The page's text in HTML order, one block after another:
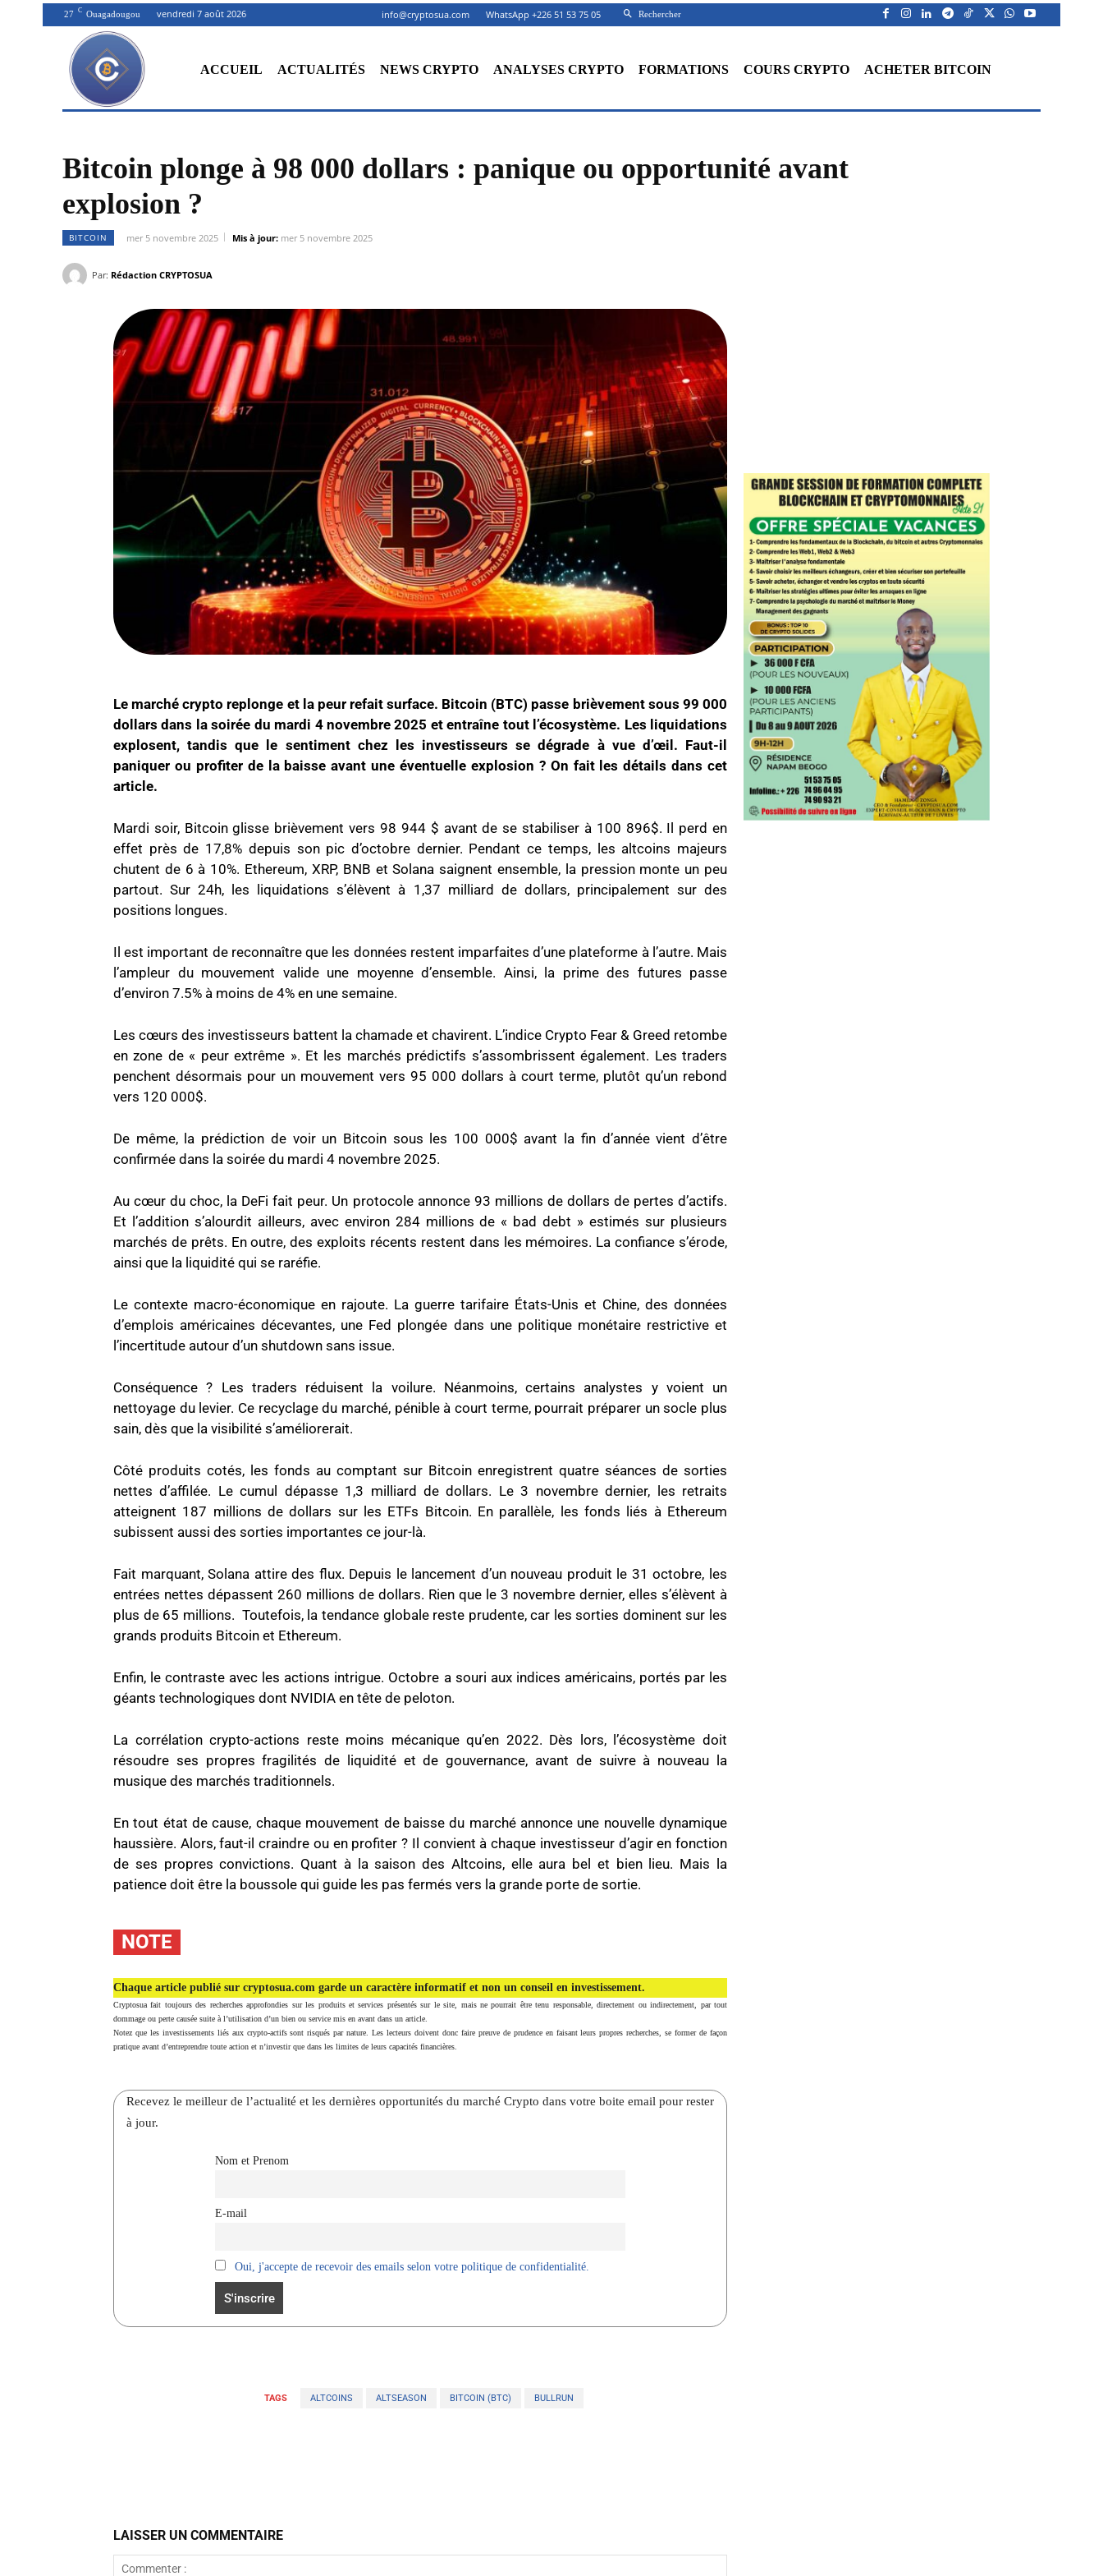
27 C Ouagadougou vendredi 7 août 2026 info@cryptosua.com WhatsApp +226 51 53 75 05 Rechercher
ACCUEIL ACTUALITÉS NEWS CRYPTO ANALYSES CRYPTO FORMATIONS COURS CRYPTO ACHETER BITCOIN
Bitcoin plonge à 98 000 dollars : panique ou opportunité avant
explosion ?
BITCOIN mer 5 novembre 2025 Mis à jour: mer 5 novembre 2025
Par: Rédaction CRYPTOSUA
Le marché crypto replonge et la peur refait surface. Bitcoin (BTC) passe brièvement sous 99 000
dollars dans la soirée du mardi 4 novembre 2025 et entraîne tout l’écosystème. Les liquidations
explosent, tandis que le sentiment chez les investisseurs se dégrade à vue d’œil. Faut-il
paniquer ou profiter de la baisse avant une éventuelle explosion ? On fait les détails dans cet
article.
Mardi soir, Bitcoin glisse brièvement vers 98 944 $ avant de se stabiliser à 100 896$. Il perd en
effet près de 17,8% depuis son pic d’octobre dernier. Pendant ce temps, les altcoins majeurs
chutent de 6 à 10%. Ethereum, XRP, BNB et Solana saignent ensemble, la pression monte un peu
partout. Sur 24h, les liquidations s’élèvent à 1,37 milliard de dollars, principalement sur des
positions longues.
Il est important de reconnaître que les données restent imparfaites d’une plateforme à l’autre. Mais
l’ampleur du mouvement valide une moyenne d’ensemble. Ainsi, la prime des futures passe
d’environ 7.5% à moins de 4% en une semaine.
Les cœurs des investisseurs battent la chamade et chavirent. L’indice Crypto Fear & Greed retombe
en zone de « peur extrême ». Et les marchés prédictifs s’assombrissent également. Les traders
penchent désormais pour un mouvement vers 95 000 dollars à court terme, plutôt qu’un rebond
vers 120 000$.
De même, la prédiction de voir un Bitcoin sous les 100 000$ avant la fin d’année vient d’être
confirmée dans la soirée du mardi 4 novembre 2025.
Au cœur du choc, la DeFi fait peur. Un protocole annonce 93 millions de dollars de pertes d’actifs.
Et l’addition s’alourdit ailleurs, avec environ 284 millions de « bad debt » estimés sur plusieurs
marchés de prêts. En outre, des exploits récents restent dans les mémoires. La confiance s’érode,
ainsi que la liquidité qui se raréfie.
Le contexte macro-économique en rajoute. La guerre tarifaire États-Unis et Chine, des données
d’emplois américaines décevantes, une Fed plongée dans une politique monétaire restrictive et
l’incertitude autour d’un shutdown sans issue.
Conséquence ? Les traders réduisent la voilure. Néanmoins, certains analystes y voient un
nettoyage du levier. Ce recyclage du marché, pénible à court terme, pourrait préparer un socle plus
sain, dès que la visibilité s’améliorerait.
Côté produits cotés, les fonds au comptant sur Bitcoin enregistrent quatre séances de sorties
nettes d’affilée. Le cumul dépasse 1,3 milliard de dollars. Le 3 novembre dernier, les retraits
atteignent 187 millions de dollars sur les ETFs Bitcoin. En parallèle, les fonds liés à Ethereum
subissent aussi des sorties importantes ce jour-là.
Fait marquant, Solana attire des flux. Depuis le lancement d’un nouveau produit le 31 octobre, les
entrées nettes dépassent 260 millions de dollars. Rien que le 3 novembre dernier, elles s’élèvent à
plus de 65 millions. Toutefois, la tendance globale reste prudente, car les sorties dominent sur les
grands produits Bitcoin et Ethereum.
Enfin, le contraste avec les actions intrigue. Octobre a souri aux indices américains, portés par les
géants technologiques dont NVIDIA en tête de peloton.
La corrélation crypto-actions reste moins mécanique qu’en 2022. Dès lors, l’écosystème doit
résoudre ses propres fragilités de liquidité et de gouvernance, avant de suivre à nouveau la
musique des marchés traditionnels.
En tout état de cause, chaque mouvement de baisse du marché annonce une nouvelle dynamique
haussière. Alors, faut-il craindre ou en profiter ? Il convient à chaque investisseur d’agir en fonction
de ses propres convictions. Quant à la saison des Altcoins, elle aura bel et bien lieu. Mais la
patience doit être la boussole qui guide les pas fermés vers la grande porte de sortie.
NOTE
Chaque article publié sur cryptosua.com garde un caractère informatif et non un conseil en investissement.
Cryptosua fait toujours des recherches approfondies sur les produits et services présentés sur le site, mais ne pourrait être tenu responsable, directement ou indirectement, par tout
dommage ou perte causée suite à l’utilisation d’un bien ou service mis en avant dans un article.
Notez que les investissements liés aux crypto-actifs sont risqués par nature. Les lecteurs doivent donc faire preuve de prudence en faisant leurs propres recherches, se former de façon
pratique avant d’entreprendre toute action et n’investir que dans les limites de leurs capacités financières.
Recevez le meilleur de l’actualité et les dernières opportunités du marché Crypto dans votre boite email pour rester
à jour.
Nom et Prenom
E-mail
Oui, j'accepte de recevoir des emails selon votre politique de confidentialité.
TAGS ALTCOINS ALTSEASON BITCOIN (BTC) BULLRUN
LAISSER UN COMMENTAIRE